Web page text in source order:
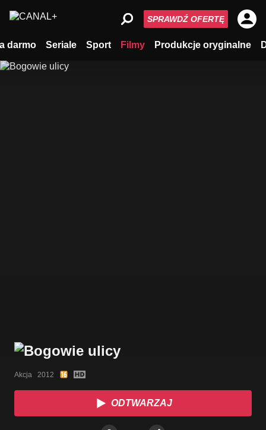
darmo Seriale Sport Filmy Produkcje oryginalne
SPRAWDŹ OFERTĘ
Akcja   2012
ODTWARZAJ